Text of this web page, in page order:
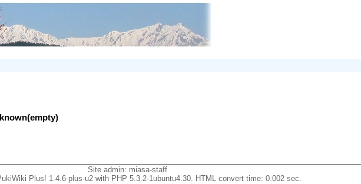
Site admin: miasa-staff
Plus! 1.4.6-plus-u2 with PHP 5.3.2-1ubuntu4.30. HTML convert time: 0.002 sec.